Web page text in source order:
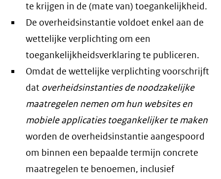
te krijgen in de (mate van) toegankelijkheid.
De overheidsinstantie voldoet enkel aan de
wettelijke verplichting om een
toegankelijkheidsverklaring te publiceren.
Omdat de wettelijke verplichting voorschrijft
dat overheidsinstanties de noodzakelijke
maatregelen nemen om hun websites en
mobiele applicaties toegankelijker te maken
worden de overheidsinstantie aangespoord
om binnen een bepaalde termijn concrete
maatregelen te benoemen, inclusief